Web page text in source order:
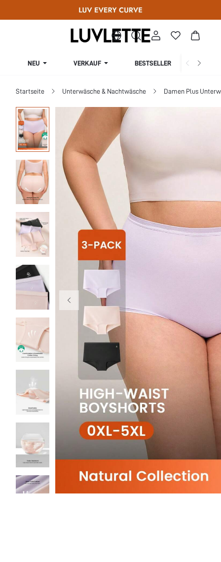
NEU VERKAUF BESTSELLER
Startseite Unterwäsche & Nachtwäsche Damen Plus